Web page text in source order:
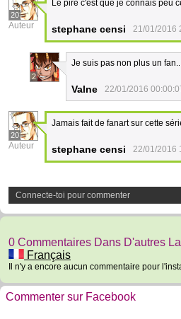
20
Auteur
Le pire c'est que je connais peu
stephane censi 21/01/2016
2
Je suis pas non plus un
Valne 22/01/2016
20
Auteur
Jamais fait de fanart sur cette
stephane censi 22/01/2016
Connecte-toi pour commenter
0 Commentaires Dans D'autres
Français
Il n'y a encore aucun commentaire pour
Commenter sur Facebook